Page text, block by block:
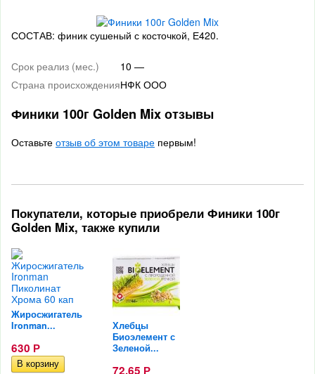
СОСТАВ: финик сушеный с косточкой, Е420.
Срок реализ (мес.)
10 —
Страна происхожденияНФК ООО
Финики 100г Golden Mix отзывы
Оставьте отзыв об этом товаре первым!
Покупатели, которые приобрели Финики 100г
Golden Mix, также купили
Жиросжигатель
Ironman...
630 Р
Хлебцы
Биоэлемент с
Зеленой...
72,65 Р